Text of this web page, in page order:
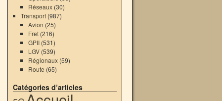
Réseaux (30)
Transport(987)
Avion (25)
Fret (216)
GPII (531)
LGV (539)
Régionaux (59)
Route (65)
Catégories d’articles